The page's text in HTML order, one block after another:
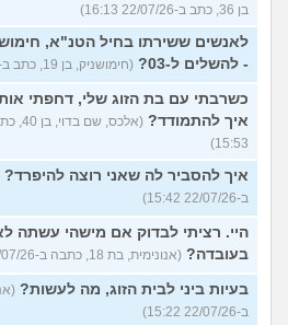
בן 36, כתב ב-22/07/26 16:13)
לאנשים ששירתו בחיל הטנ"א,
- להשלים ל-03?
(חימושניק, בן 19, כתב ב-22/07/26 16:04)
כשרבתי עם בת הזוג שלי, דחפתי
איך להתמודד?
15:53)
איך להסביר לה שאני רוצה להיפרד?
ב-22/07/26 15:42)
היי. רציתי לבדוק אם מישהי עשתה
בעובדה? (אנונימית, בת 18, כתבה ב-22/07/26 15:31)
בעיות ביני לבית הזוג, מה לעשות?
ב-22/07/26 15:22)